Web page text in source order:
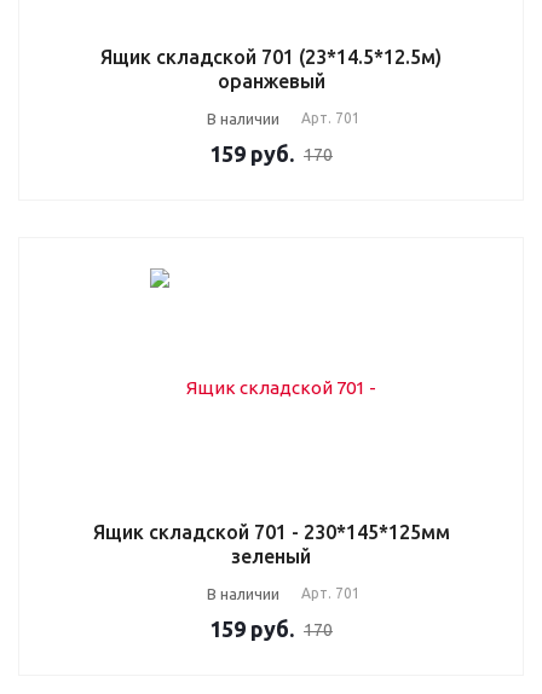
Ящик складской 701 (23*14.5*12.5м)
оранжевый
В наличии Арт. 701
159 руб. 170
Ящик складской 701 - 230*145*125мм
зеленый
В наличии Арт. 701
159 руб. 170